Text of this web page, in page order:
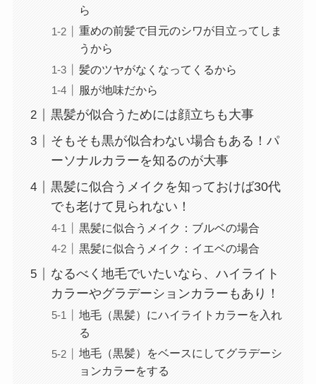
ら
重めの前髪で目元のシワが目立ってしま
うから
髪のツヤがなくなってくるから
服が地味だから
黒髪が似合うためには顔立ちも大事
そもそも黒が似合わない場合もある！パ
ーソナルカラーを知るのが大事
黒髪に似合うメイクを知っておけば30代
でも老けて見られない！
黒髪に似合うメイク：ブルベの場合
黒髪に似合うメイク：イエベの場合
なるべく地毛でいたいなら、ハイライト
カラーやグラデーションカラーもあり！
地毛（黒髪）にハイライトカラーを入れ
る
地毛（黒髪）をベースにしてグラデーシ
ョンカラーをする